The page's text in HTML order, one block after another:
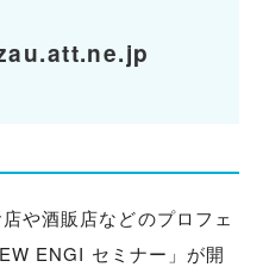
や酒販店などのプロフェ
ENGI セミナー」が開